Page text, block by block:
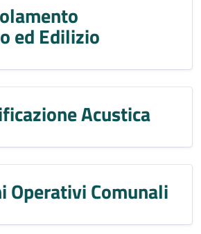
ed Edilizio
Acustica
Operativi Comunali